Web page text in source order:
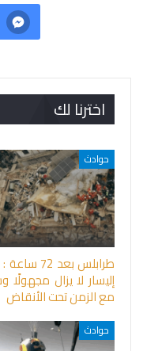
اخترنا لك
حوادث
طرابلس بعد 72
إليسار لا يزال مجهولًا
مع الزمن تحت الأنقاض
حوادث